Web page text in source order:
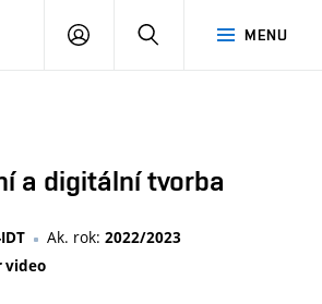
MENU
PŘIHLÁSIT
a digitální tvorba
Ak. rok: 2022/2023
video